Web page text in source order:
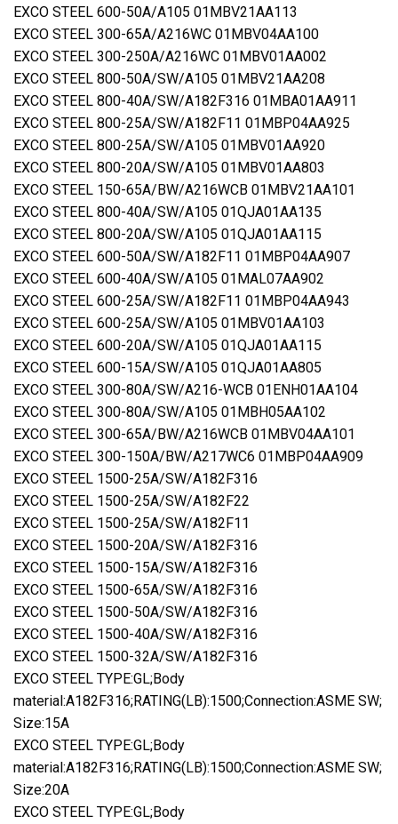
EXCO STEEL 600-50A/A105 01MBV21AA113
EXCO STEEL 300-65A/A216WC 01MBV04AA100
EXCO STEEL 300-250A/A216WC 01MBV01AA002
EXCO STEEL 800-50A/SW/A105 01MBV21AA208
EXCO STEEL 800-40A/SW/A182F316 01MBA01AA911
EXCO STEEL 800-25A/SW/A182F11 01MBP04AA925
EXCO STEEL 800-25A/SW/A105 01MBV01AA920
EXCO STEEL 800-20A/SW/A105 01MBV01AA803
EXCO STEEL 150-65A/BW/A216WCB 01MBV21AA101
EXCO STEEL 800-40A/SW/A105 01QJA01AA135
EXCO STEEL 800-20A/SW/A105 01QJA01AA115
EXCO STEEL 600-50A/SW/A182F11 01MBP04AA907
EXCO STEEL 600-40A/SW/A105 01MAL07AA902
EXCO STEEL 600-25A/SW/A182F11 01MBP04AA943
EXCO STEEL 600-25A/SW/A105 01MBV01AA103
EXCO STEEL 600-20A/SW/A105 01QJA01AA115
EXCO STEEL 600-15A/SW/A105 01QJA01AA805
EXCO STEEL 300-80A/SW/A216-WCB 01ENH01AA104
EXCO STEEL 300-80A/SW/A105 01MBH05AA102
EXCO STEEL 300-65A/BW/A216WCB 01MBV04AA101
EXCO STEEL 300-150A/BW/A217WC6 01MBP04AA909
EXCO STEEL 1500-25A/SW/A182F316
EXCO STEEL 1500-25A/SW/A182F22
EXCO STEEL 1500-25A/SW/A182F11
EXCO STEEL 1500-20A/SW/A182F316
EXCO STEEL 1500-15A/SW/A182F316
EXCO STEEL 1500-65A/SW/A182F316
EXCO STEEL 1500-50A/SW/A182F316
EXCO STEEL 1500-40A/SW/A182F316
EXCO STEEL 1500-32A/SW/A182F316
EXCO STEEL TYPE:GL;Body
material:A182F316;RATING(LB):1500;Connection:ASME SW;
Size:15A
EXCO STEEL TYPE:GL;Body
material:A182F316;RATING(LB):1500;Connection:ASME SW;
Size:20A
EXCO STEEL TYPE:GL;Body